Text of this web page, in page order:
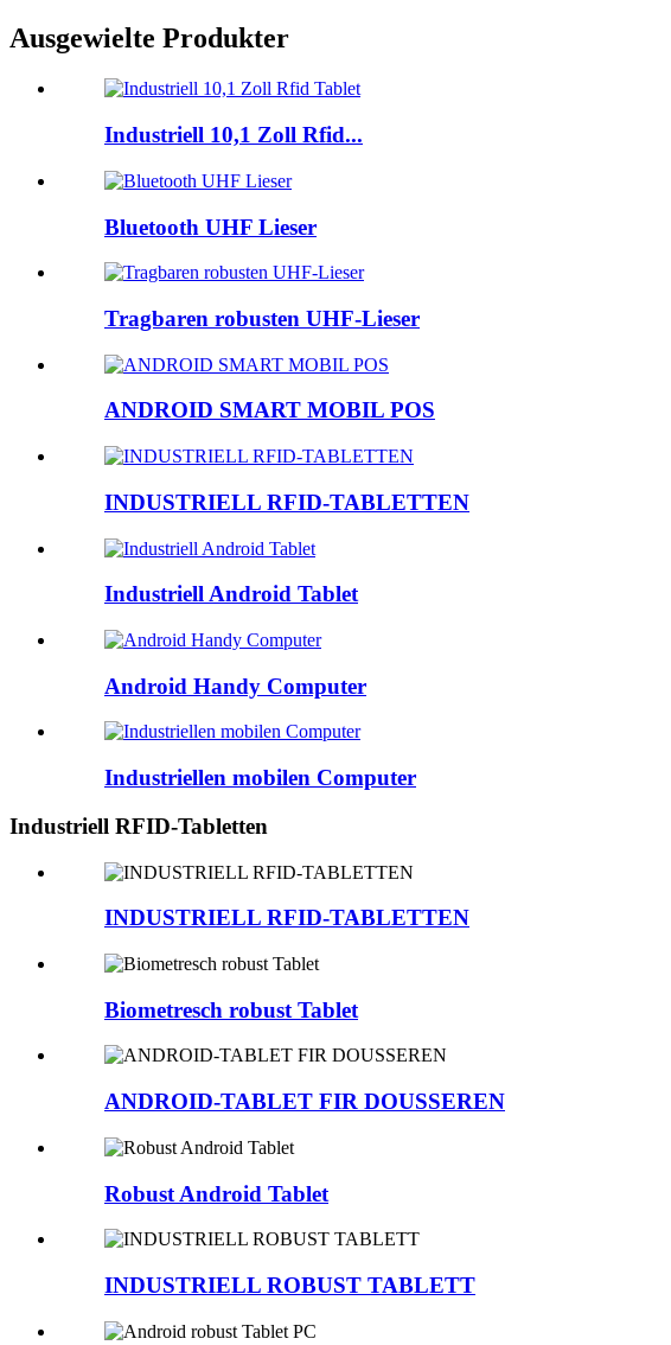
Ausgewielte Produkter
Industriell 10,1 Zoll Rfid...
Bluetooth UHF Lieser
Tragbaren robusten UHF-Lieser
ANDROID SMART MOBIL POS
INDUSTRIELL RFID-TABLETTEN
Industriell Android Tablet
Android Handy Computer
Industriellen mobilen Computer
Industriell RFID-Tabletten
INDUSTRIELL RFID-TABLETTEN
Biometresch robust Tablet
ANDROID-TABLET FIR DOUSSEREN
Robust Android Tablet
INDUSTRIELL ROBUST TABLETT